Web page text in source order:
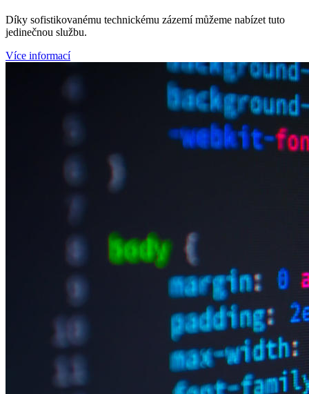
Díky sofistikovanému technickému zázemí můžeme nabízet tuto
jedinečnou službu.
Více informací